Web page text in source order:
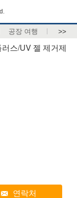
공장 여행 >>
스/UV 젤 제거제
연락처